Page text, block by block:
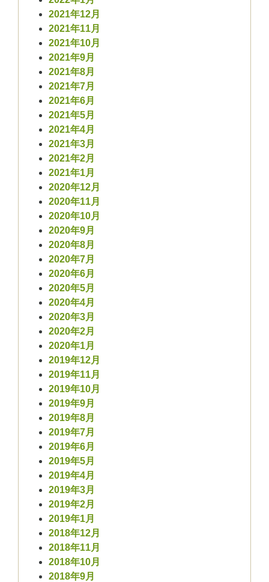
2021年12月
2021年11月
2021年10月
2021年9月
2021年8月
2021年7月
2021年6月
2021年5月
2021年4月
2021年3月
2021年2月
2021年1月
2020年12月
2020年11月
2020年10月
2020年9月
2020年8月
2020年7月
2020年6月
2020年5月
2020年4月
2020年3月
2020年2月
2020年1月
2019年12月
2019年11月
2019年10月
2019年9月
2019年8月
2019年7月
2019年6月
2019年5月
2019年4月
2019年3月
2019年2月
2019年1月
2018年12月
2018年11月
2018年10月
2018年9月